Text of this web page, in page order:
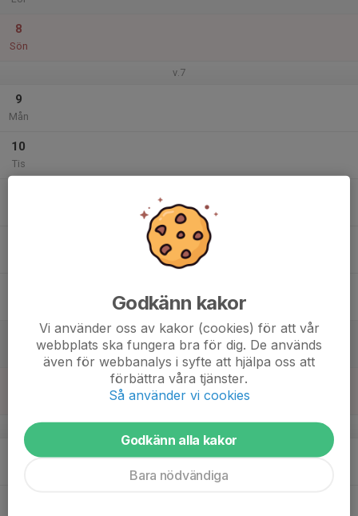
8
Sön
v.7
9
Mån
10
Tis
Samlingslokal+hallen
v.8
Godkänn kakor
Vi använder oss av kakor (cookies) för att vår
webbplats ska fungera bra för dig. De används
även för webbanalys i syfte att hjälpa oss att
förbättra våra tjänster.
Så använder vi cookies
Godkänn alla kakor
Bara nödvändiga